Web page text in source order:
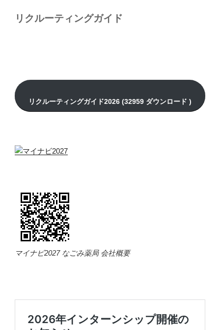
リクルーティングガイド
マイナビ2027 なごみ薬局 会社概要